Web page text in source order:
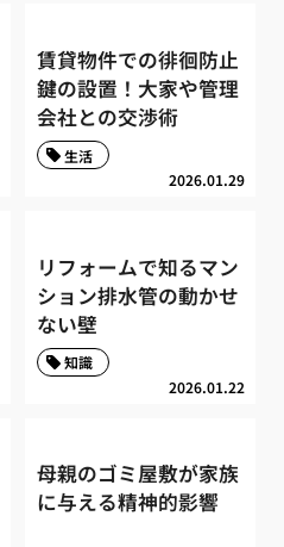
賃貸物件での徘徊防止
鍵の設置！大家や管理
会社との交渉術
2026.01.29
生活
リフォームで知るマン
ション排水管の動かせ
ない壁
2026.01.22
知識
母親のゴミ屋敷が家族
に与える精神的影響